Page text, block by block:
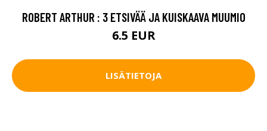
ROBERT ARTHUR : 3 ETSIVÄÄ JA KUISKAAVA MUUMIO
6.5 EUR
LISÄTIETOJA